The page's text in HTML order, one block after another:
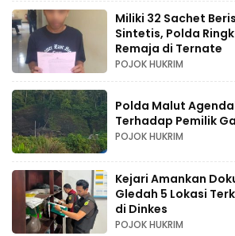
Miliki 32 Sachet
Sintetis, Polda
Remaja di Ternate
POJOK HUKRIM
Polda Malut
Terhadap Pemilik
POJOK HUKRIM
Kejari Amankan
Gledah 5 Lokasi
di Dinkes
POJOK HUKRIM